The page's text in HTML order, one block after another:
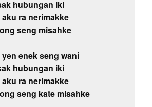
hubungan iki
ra nerimakke
seng misahke
enek seng wani
hubungan iki
ra nerimakke
seng kate misahke